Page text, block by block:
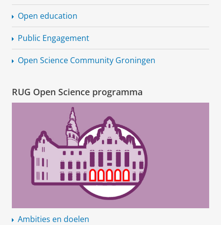
Open education
Public Engagement
Open Science Community Groningen
RUG Open Science programma
Ambities en doelen